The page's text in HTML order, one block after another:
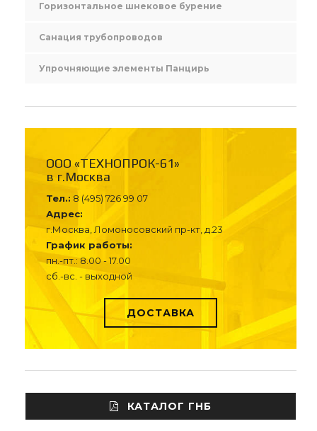
Горизонтальное шнековое бурение
Санация трубопроводов
Упрочняющие элементы Панцирь
ООО «ТЕХНОПРОК-61»
в г.Москва
Тел.: 8 (495) 726 99 07
Адрес:
г.Москва, Ломоносовский пр-кт, д.23
График работы:
пн.-пт.: 8.00 - 17.00
сб.-вс. - выходной
ДОСТАВКА
КАТАЛОГ ГНБ